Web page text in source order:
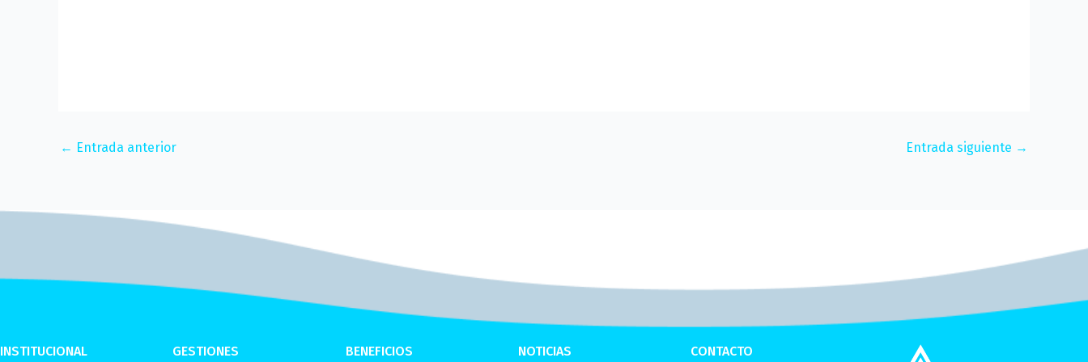
← Entrada anterior Entrada siguiente →
INSTITUCIONAL GESTIONES BENEFICIOS NOTICIAS CONTACTO